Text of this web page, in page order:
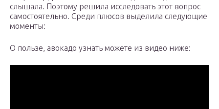
слышала. Поэтому решила исследовать этот вопрос
самостоятельно. Среди плюсов выделила следующие
моменты:
О пользе, авокадо узнать можете из видео ниже: